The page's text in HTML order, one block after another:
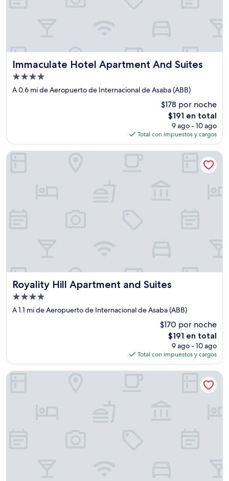
Immaculate Hotel Apartment And Suites
Immaculate Hotel Apartment And Suites
Propiedad
de
A 0.6 mi de Aeropuerto de Internacional de Asaba (ABB)
$178 por noche
El
precio
actual
es
de
$191 en total
9 ago - 10 ago
Total con impuestos y cargos
Royality Hill Apartment and Suites
Royality Hill Apartment and Suites
Propiedad
de
A 1.1 mi de Aeropuerto de Internacional de Asaba (ABB)
$170 por noche
El
precio
actual
es
de
$191 en total
9 ago - 10 ago
Total con impuestos y cargos
Royality Hill Apartment and Suites
ABUS APARTMENT